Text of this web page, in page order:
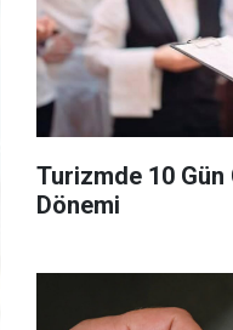
Turizmde 10 Gün
Dönemi